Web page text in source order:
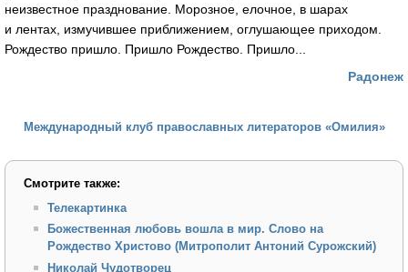
неизвестное празднование. Морозное, елочное, в шарах
и лентах, измучившее приближением, оглушающее приходом.
Рождество пришло. Пришло Рождество. Пришло...
Радонеж
Международный клуб православных литераторов «Омилия»
Смотрите также:
Телекартинка
Божественная любовь вошла в мир. Слово на
Рождество Христово (Митрополит Антоний Сурожский)
Николай Чудотворец